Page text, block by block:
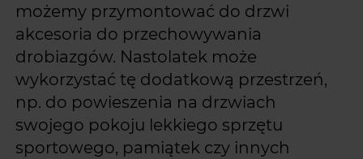
możemy przymontować do drzwi
akcesoria do przechowywania
drobiazgów. Nastolatek może
wykorzystać tę dodatkową przestrzeń,
np. do powieszenia na drzwiach
swojego pokoju lekkiego sprzętu
sportowego, pamiątek czy innych